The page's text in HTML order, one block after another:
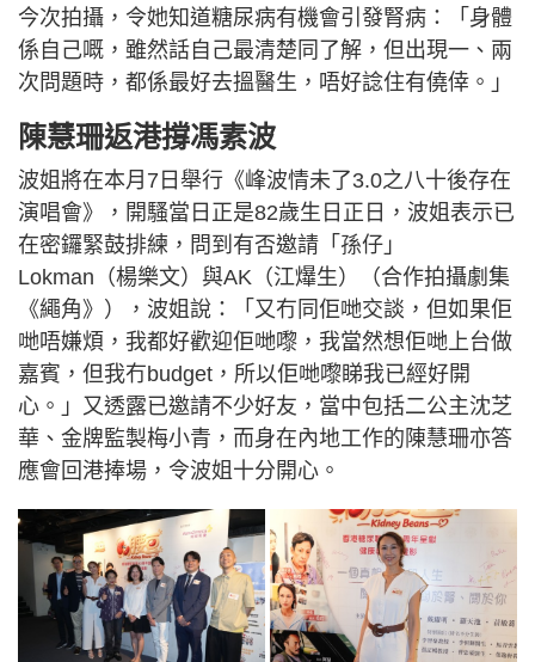
今次拍攝，令她知道糖尿病有機會引發腎病：「身體
係自己嘅，雖然話自己最清楚同了解，但出現一、兩
次問題時，都係最好去搵醫生，唔好諗住有僥倖。」
陳慧珊返港撐馮素波
波姐將在本月7日舉行《峰波情未了3.0之八十後存在
演唱會》，開騷當日正是82歲生日正日，波姐表示已
在密鑼緊鼓排練，問到有否邀請「孫仔」
Lokman（楊樂文）與AK（江爗生）（合作拍攝劇集
《繩角》），波姐說：「又冇同佢哋交談，但如果佢
哋唔嫌煩，我都好歡迎佢哋嚟，我當然想佢哋上台做
嘉賓，但我冇budget，所以佢哋嚟睇我已經好開
心。」又透露已邀請不少好友，當中包括二公主沈芝
華、金牌監製梅小青，而身在內地工作的陳慧珊亦答
應會回港捧場，令波姐十分開心。